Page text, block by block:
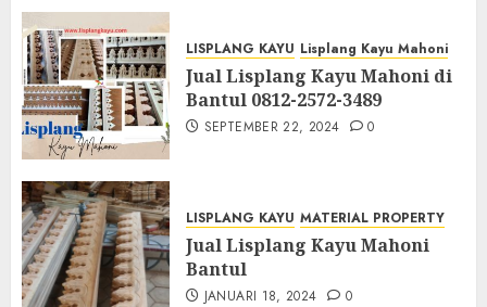
LISPLANG KAYU Lisplang Kayu Mahoni
Jual Lisplang Kayu Mahoni di
Bantul 0812-2572-3489
SEPTEMBER 22, 2024 0
LISPLANG KAYU MATERIAL PROPERTY
Jual Lisplang Kayu Mahoni
Bantul
JANUARI 18, 2024 0